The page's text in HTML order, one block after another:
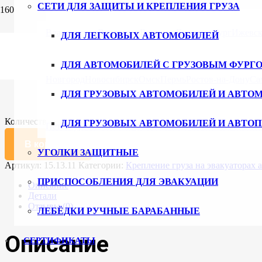
ВладивостокВолгоград ВоронежЕкатеринбург
ПетербургУльяновскУфаХабаровскЧебоксары
СЕТИ ДЛЯ ЗАЩИТЫ И КРЕПЛЕНИЯ ГРУЗА
ДЛЯ ЛЕГКОВЫХ АВТОМОБИЛЕЙ
ДЛЯ АВТОМОБИЛЕЙ С ГРУЗОВЫМ
ДЛЯ ГРУЗОВЫХ АВТОМОБИЛЕЙ И
ДЛЯ ГРУЗОВЫХ АВТОМОБИЛЕЙ И
УГОЛКИ ЗАЩИТНЫЕ
ПРИСПОСОБЛЕНИЯ ДЛЯ ЭВАКУАЦИИ
ЛЕБЁДКИ РУЧНЫЕ БАРАБАННЫЕ
СЕРТИФИКАТЫ
Количество товара Строп многопетлевой для эвакуатора
В корзину
Артикул: 15.13.11 Категории: Крепление груза на эвакуаторах
Описание
Детали
Отзывы (0)
Описание